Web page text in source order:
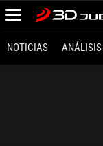
NOTICIAS ANÁLISIS